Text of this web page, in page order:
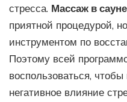
стресса. Массаж в сауне
приятной процедурой,
инструментом по
Поэтому всей
воспользоваться,
негативное влияние